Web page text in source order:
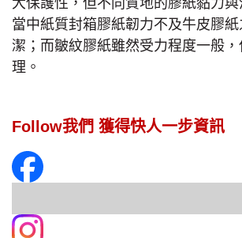
大保護性，但不同質地的膠紙黏力與
當中紙質封箱膠紙韌力不及牛皮膠
潔；而皺紋膠紙雖然受力程度一般
理。
Follow我們 獲得快人一步資訊